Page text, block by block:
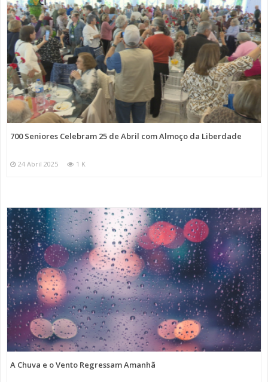
700 Seniores Celebram 25 de Abril com Almoço da Liberdade
24 Abril 2025 1 K
A Chuva e o Vento Regressam Amanhã